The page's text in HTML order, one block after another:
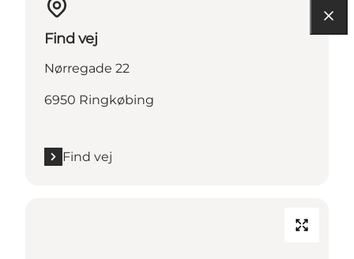
Find vej
Nørregade 22
6950 Ringkøbing
Find vej